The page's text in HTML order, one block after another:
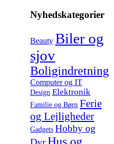
Nyhedskategorier
Beauty Biler og
sjov
Boligindretning
Computer og IT
Design Elektronik
Familie og Børn Ferie
og Lejligheder
Gadgets Hobby og
Hus og